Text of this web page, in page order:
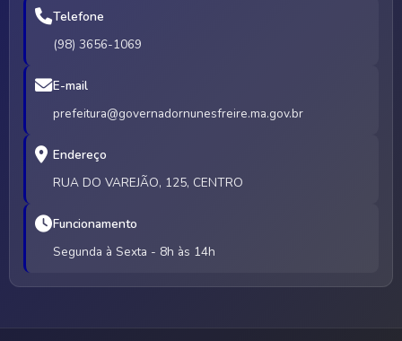
Telefone
(98) 3656-1069
E-mail
prefeitura@governadornunesfreire.ma.gov.br
Endereço
RUA DO VAREJÃO, 125, CENTRO
Funcionamento
Segunda à Sexta - 8h às 14h